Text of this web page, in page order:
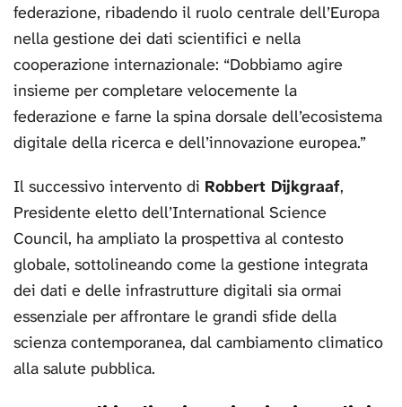
federazione, ribadendo il ruolo centrale dell’Europa
nella gestione dei dati scientifici e nella
cooperazione internazionale: “Dobbiamo agire
insieme per completare velocemente la
federazione e farne la spina dorsale dell’ecosistema
digitale della ricerca e dell’innovazione europea.”
Il successivo intervento di Robbert Dijkgraaf,
Presidente eletto dell’International Science
Council, ha ampliato la prospettiva al contesto
globale, sottolineando come la gestione integrata
dei dati e delle infrastrutture digitali sia ormai
essenziale per affrontare le grandi sfide della
scienza contemporanea, dal cambiamento climatico
alla salute pubblica.